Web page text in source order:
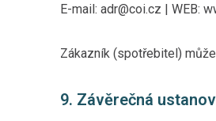
E-mail: adr@coi.cz | WEB:
Zákazník (spotřebitel)
9. Závěrečná